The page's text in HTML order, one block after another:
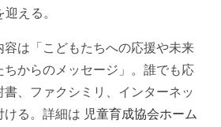
える。
は「こどもたちへの応援や未来
からのメッセージ」。誰でも応
、ファクシミリ、インターネッ
ける。詳細は 児童育成協会ホーム